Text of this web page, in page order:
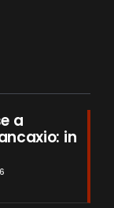
a
in